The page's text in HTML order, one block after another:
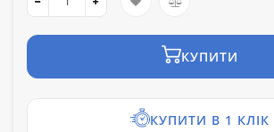
КУПИТИ
КУПИТИ В 1 КЛІК